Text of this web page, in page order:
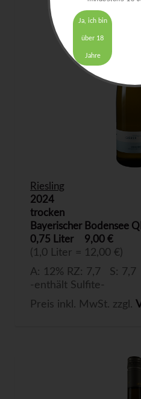
Riesling
2024
trocken
Bayerischer Bodensee
0,75 Liter
9,00 €
(1,0 Liter = 12,00 €)
A: 12% RZ: 7,7 S: 7,7
-enthält Sulfite-
Preis inkl. MwSt. zzgl.
Ja, ich bin
über 18
Jahre